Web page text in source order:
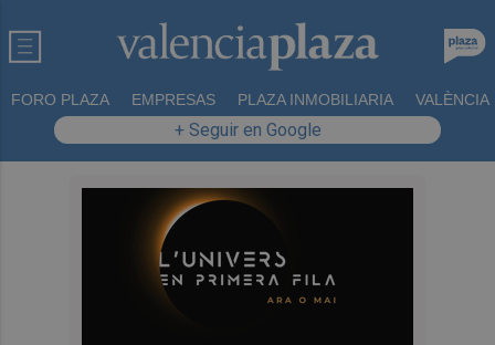
FORO PLAZA EMPRESAS PLAZA INMOBILIARIA VALÈNCIA
+ Seguir en Google